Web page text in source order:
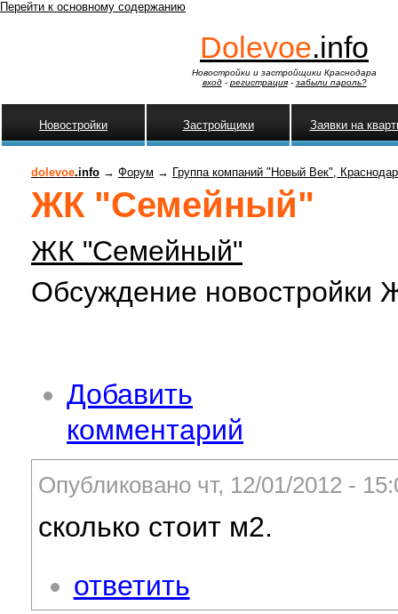
Перейти к основному содержанию
Dolevoe.info
Новостройки и застройщики Краснодара
вход- регистрация- забыли пароль?
Новостройки Застройщики Заявки на
dolevoe.info → Форум → Группа компаний "Новый Век", Краснодар
ЖК "Семейный"
ЖК "Семейный"
Обсуждение
Добавить
комментарий
Опубликовано чт, 12/01/2012 -
сколько стоит м2.
ответить